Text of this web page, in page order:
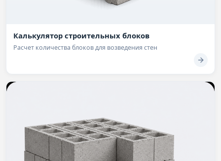
Калькулятор строительных блоков
Расчет количества блоков для возведения стен